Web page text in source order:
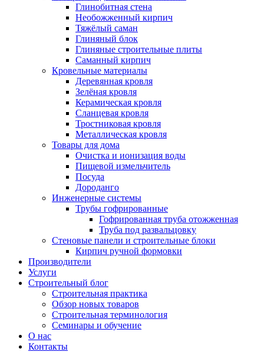
Глинобитная стена
Необожженный кирпич
Тяжёлый саман
Глиняный блок
Глиняные строительные плиты
Саманный кирпич
Кровельные материалы
Деревянная кровля
Зелёная кровля
Керамическая кровля
Сланцевая кровля
Тростниковая кровля
Металлическая кровля
Товары для дома
Очистка и ионизация воды
Пищевой измельчитель
Посуда
Дороданго
Инженерные системы
Трубы гофрированные
Гофрированная труба отожженная
Труба под развальцовку
Стеновые панели и строительные блоки
Кирпич ручной формовки
Производители
Услуги
Строительный блог
Строительная практика
Обзор новых товаров
Строительная терминология
Семинары и обучение
О нас
Контакты